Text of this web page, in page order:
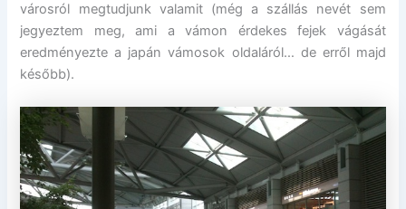
városról megtudjunk valamit (még a szállás nevét sem
jegyeztem meg, ami a vámon érdekes fejek vágását
eredményezte a japán vámosok oldaláról… de erről majd
később).